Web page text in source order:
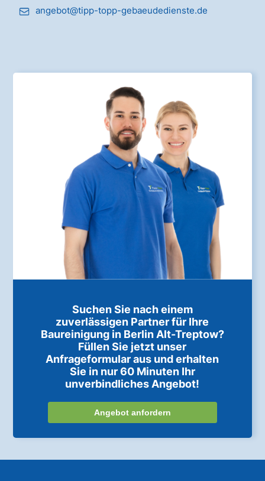
angebot@tipp-topp-gebaeudedienste.de
Suchen Sie nach einem
zuverlässigen Partner für Ihre
Baureinigung in Berlin Alt-Treptow?
Füllen Sie jetzt unser
Anfrageformular aus und erhalten
Sie in nur 60 Minuten Ihr
unverbindliches Angebot!
Angebot anfordern